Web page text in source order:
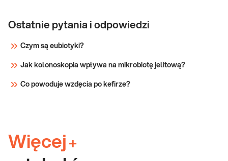
Ostatnie pytania i odpowiedzi
Czym są eubiotyki?
Jak kolonoskopia wpływa na mikrobiotę jelitową?
Co powoduje wzdęcia po kefirze?
Więcej +